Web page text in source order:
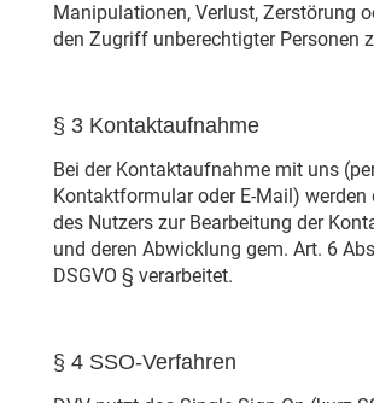
Manipulationen, Verlust, Zerstörung
den Zugriff unberechtigter Personen
§ 3 Kontaktaufnahme
Bei der Kontaktaufnahme mit uns
Kontaktformular oder E-Mail) werden
des Nutzers zur Bearbeitung der
und deren Abwicklung gem. Art. 6
DSGVO § verarbeitet.
§ 4 SSO-Verfahren